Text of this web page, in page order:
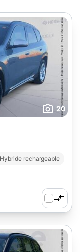
20
Hybride rechargeable